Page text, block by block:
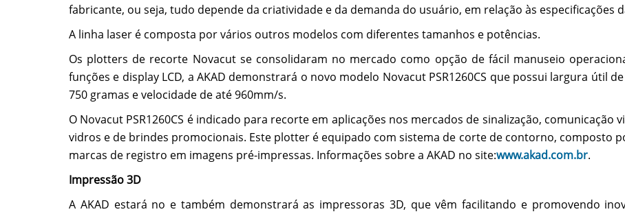
fabricante, ou seja, tudo depende da criatividade e da demanda do usuário, em relação às especificações
A linha laser é composta por vários outros modelos com diferentes tamanhos e potências.
Os plotters de recorte Novacut se consolidaram no mercado como opção de fácil manuseio
funções e display LCD, a AKAD demonstrará o novo modelo Novacut PSR1260CS que possui largura útil
750 gramas e velocidade de até 960mm/s.
O Novacut PSR1260CS é indicado para recorte em aplicações nos mercados de sinalização,
vidros e de brindes promocionais. Este plotter é equipado com sistema de corte de contorno, composto
marcas de registro em imagens pré-impressas. Informações sobre a AKAD no site:www.akad.com.br.
Impressão 3D
A AKAD estará no e também demonstrará as impressoras 3D, que vêm facilitando e promovendo